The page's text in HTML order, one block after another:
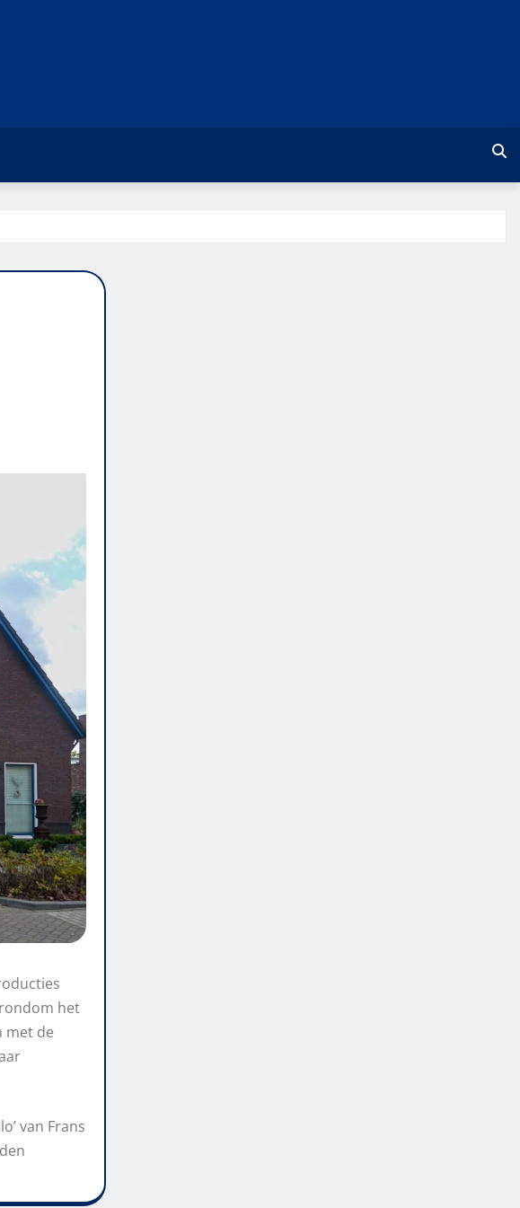
het
met de
van Frans